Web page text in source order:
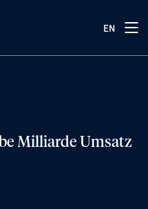
EN
Milliarde Umsatz